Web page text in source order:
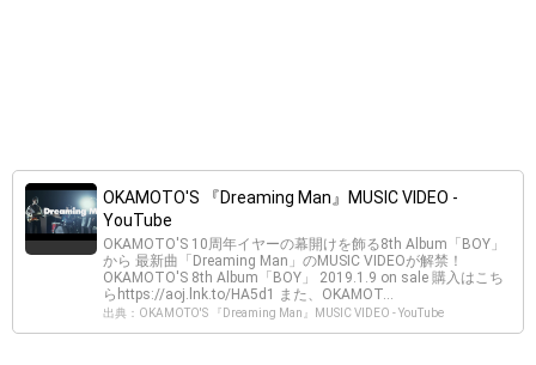
OKAMOTO'S 『Dreaming Man』MUSIC VIDEO -
YouTube
OKAMOTO'S 10周年イヤーの幕開けを飾る8th Album「BOY」
から 最新曲「Dreaming Man」のMUSIC VIDEOが解禁！
OKAMOTO'S 8th Album「BOY」 2019.1.9 on sale 購入はこち
らhttps://aoj.lnk.to/HA5d1 また、OKAMOT...
出典：OKAMOTO'S 『Dreaming Man』MUSIC VIDEO - YouTube